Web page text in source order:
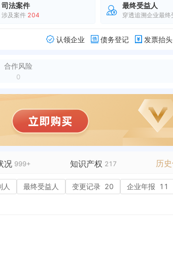
司法案件
涉及案件 204
最终受益人
穿透追溯企业最终
认领企业 债务登记 发票抬头
合作风险
0
况 999+ 知识产权 217 历
商标信息 55
人 最终受益人 变更记录 20 企业年报
11